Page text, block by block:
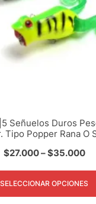
Señuelos Duros
Tipo Popper Rana O
$27.000–$35.000
SELECCIONAR OPCIONES